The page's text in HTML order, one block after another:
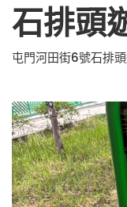
石排頭
屯門河田街6號石排